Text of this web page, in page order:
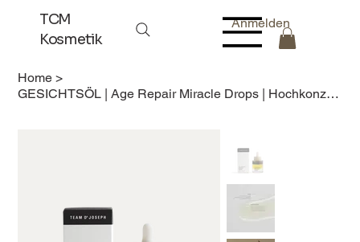
TCM
Kosmetik
Anmelden
Home >
GESICHTSÖL | Age Repair Miracle Drops | Hochkonzentriertes, straffendes Gesichts